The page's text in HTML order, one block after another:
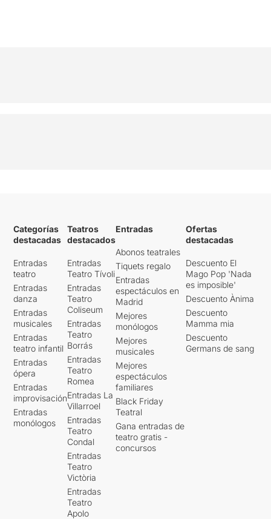
Categorías
destacadas
Entradas
teatro
Entradas
danza
Entradas
musicales
Entradas
teatro infantil
Entradas
ópera
Entradas
improvisación
Entradas
monólogos
Teatros
destacados
Entradas
Teatro Tívoli
Entradas
Teatro
Coliseum
Entradas
Teatro
Borrás
Entradas
Teatro
Romea
Entradas La
Villarroel
Entradas
Teatro
Condal
Entradas
Teatro
Victòria
Entradas
Teatro
Apolo
Entradas
Abonos teatrales
Tiquets regalo
Entradas
espectáculos en
Madrid
Mejores
monólogos
Mejores
musicales
Mejores
espectáculos
familiares
Black Friday
Teatral
Gana entradas de
teatro gratis -
concursos
Ofertas
destacadas
Descuento El
Mago Pop 'Nada
es imposible'
Descuento Ànima
Descuento
Mamma mia
Descuento
Germans de sang